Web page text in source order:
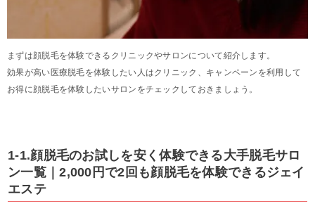
まずは顔脱毛を体験できるクリニックやサロンについて紹介します。
効果が高い医療脱毛を体験したい人はクリニック、キャンペーンを利用して
お得に顔脱毛を体験したいサロンをチェックしておきましょう。
1-1.顔脱毛のお試しを安く体験できる大手脱毛サロ
ン一覧｜2,000円で2回も顔脱毛を体験できるジェイ
エステ